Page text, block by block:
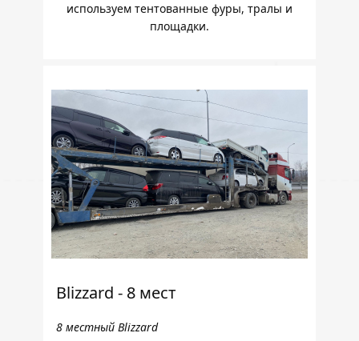
используем тентованные фуры, тралы и
площадки.
Blizzard - 8 мест
8 местный Blizzard